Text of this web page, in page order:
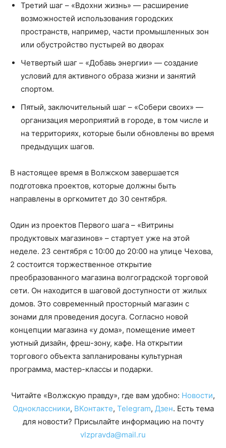
Третий шаг – «Вдохни жизнь» — расширение
возможностей использования городских
пространств, например, части промышленных зон
или обустройство пустырей во дворах
Четвертый шаг – «Добавь энергии» — создание
условий для активного образа жизни и занятий
спортом.
Пятый, заключительный шаг – «Собери своих» —
организация мероприятий в городе, в том числе и
на территориях, которые были обновлены во время
предыдущих шагов.
В настоящее время в Волжском завершается
подготовка проектов, которые должны быть
направлены в оргкомитет до 30 сентября.
Один из проектов Первого шага – «Витрины
продуктовых магазинов» – стартует уже на этой
неделе. 23 сентября с 10:00 до 20:00 на улице Чехова,
2 состоится торжественное открытие
преобразованного магазина волгоградской торговой
сети. Он находится в шаговой доступности от жилых
домов. Это современный просторный магазин с
зонами для проведения досуга. Согласно новой
концепции магазина «у дома», помещение имеет
уютный дизайн, фреш-зону, кафе. На открытии
торгового объекта запланированы культурная
программа, мастер-классы и подарки.
Читайте «Волжскую правду», где вам удобно: Новости,
Одноклассники, ВКонтакте, Telegram, Дзен. Есть тема
для новости? Присылайте информацию на почту
vlzpravda@mail.ru